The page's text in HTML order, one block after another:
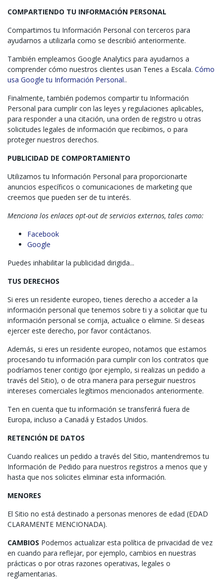
COMPARTIENDO TU INFORMACIÓN PERSONAL
Compartimos tu Información Personal con terceros para
ayudarnos a utilizarla como se describió anteriormente.
También empleamos Google Analytics para ayudarnos a
comprender cómo nuestros clientes usan Tenes a Escala. Cómo
usa Google tu Información Personal..
Finalmente, también podemos compartir tu Información
Personal para cumplir con las leyes y regulaciones aplicables,
para responder a una citación, una orden de registro u otras
solicitudes legales de información que recibimos, o para
proteger nuestros derechos.
PUBLICIDAD DE COMPORTAMIENTO
Utilizamos tu Información Personal para proporcionarte
anuncios específicos o comunicaciones de marketing que
creemos que pueden ser de tu interés.
Menciona los enlaces opt-out de servicios externos, tales como:
Facebook
Google
Puedes inhabilitar la publicidad dirigida...
TUS DERECHOS
Si eres un residente europeo, tienes derecho a acceder a la
información personal que tenemos sobre ti y a solicitar que tu
información personal se corrija, actualice o elimine. Si deseas
ejercer este derecho, por favor contáctanos.
Además, si eres un residente europeo, notamos que estamos
procesando tu información para cumplir con los contratos que
podríamos tener contigo (por ejemplo, si realizas un pedido a
través del Sitio), o de otra manera para perseguir nuestros
intereses comerciales legítimos mencionados anteriormente.
Ten en cuenta que tu información se transferirá fuera de
Europa, incluso a Canadá y Estados Unidos.
RETENCIÓN DE DATOS
Cuando realices un pedido a través del Sitio, mantendremos tu
Información de Pedido para nuestros registros a menos que y
hasta que nos solicites eliminar esta información.
MENORES
El Sitio no está destinado a personas menores de edad (EDAD
CLARAMENTE MENCIONADA).
CAMBIOS Podemos actualizar esta política de privacidad de vez
en cuando para reflejar, por ejemplo, cambios en nuestras
prácticas o por otras razones operativas, legales o
reglamentarias.